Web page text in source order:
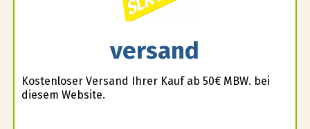
versand
Kostenloser Versand Ihrer Kauf ab 50€ MBW. bei
diesem Website.